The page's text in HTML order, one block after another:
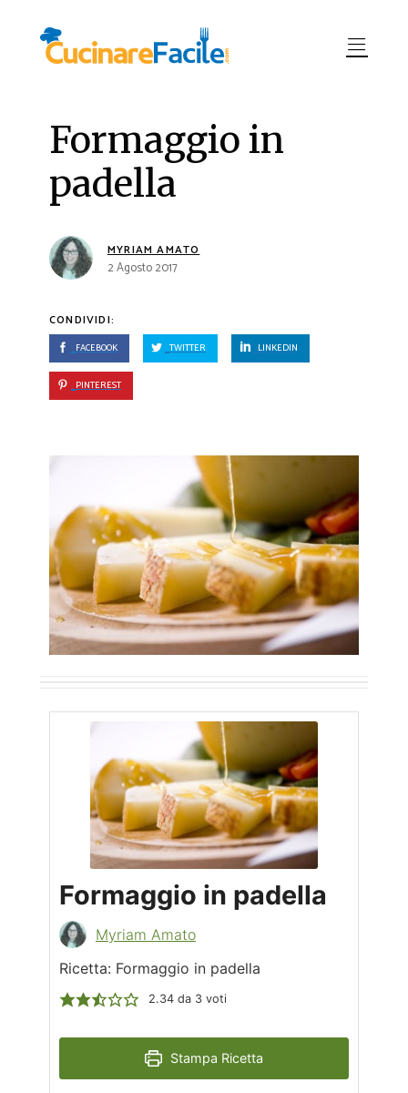
Formaggio in
padella
MYRIAM AMATO
2 Agosto 2017
CONDIVIDI:
FACEBOOK TWITTER LINKEDIN
PINTEREST
Formaggio in padella
Myriam Amato
Ricetta: Formaggio in padella
2.34da 3voti
Stampa Ricetta